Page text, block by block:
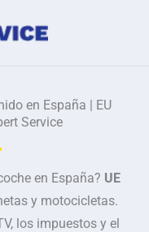
en España | EU
Service
en España? UE
y motocicletas.
los impuestos y el